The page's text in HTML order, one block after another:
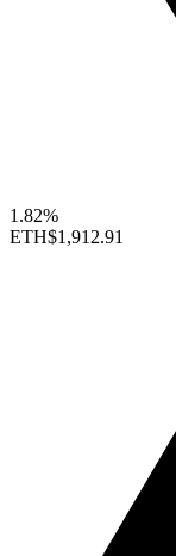
1.82%
ETH$1,912.91